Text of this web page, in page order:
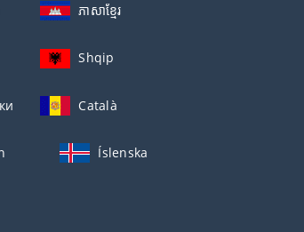
ភាសាខ្មែរ
Shqip
Català
Íslenska